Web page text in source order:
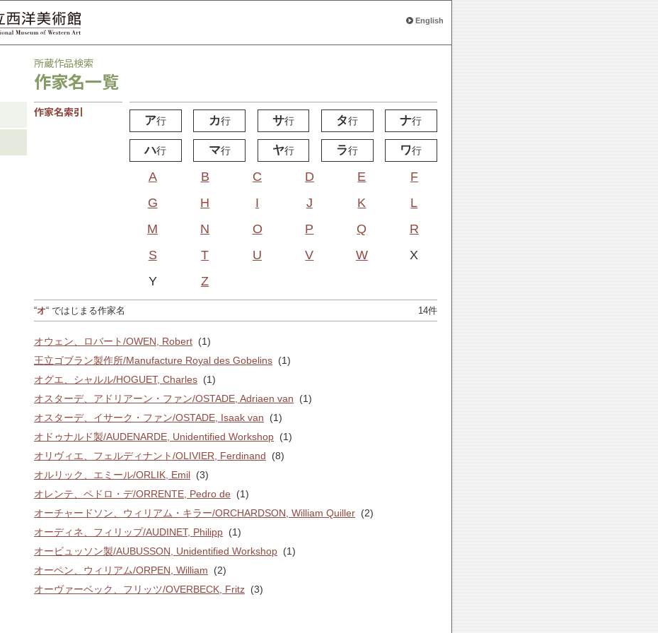
English
所蔵作品検索
作家名一覧
作家名索引
ア行 カ行 サ行 タ行 ナ行
ハ行 マ行 ヤ行 ラ行 ワ行
A B C D E
F
G
H I J K
L
M
N O P Q
R
S
T U V W
X
Y
Z
“オ“ ではじまる作家名 14件
オウェン、ロバート/OWEN, Robert (1)
王立ゴブラン製作所/Manufacture Royal des Gobelins (1)
オグエ、シャルル/HOGUET, Charles (1)
オスターデ、アドリアーン・ファン/OSTADE, Adriaen van (1)
オスターデ、イサーク・ファン/OSTADE, Isaak van (1)
オドゥナルド製/AUDENARDE, Unidentified Workshop (1)
オリヴィエ、フェルディナント/OLIVIER, Ferdinand (8)
オルリック、エミール/ORLIK, Emil (3)
オレンテ、ペドロ・デ/ORRENTE, Pedro de (1)
オーチャードソン、ウィリアム・キラー/ORCHARDSON, William Quiller (2)
オーディネ、フィリップ/AUDINET, Philipp (1)
オービュッソン製/AUBUSSON, Unidentified Workshop (1)
オーペン、ウィリアム/ORPEN, William (2)
オーヴァーベック、フリッツ/OVERBECK, Fritz (3)